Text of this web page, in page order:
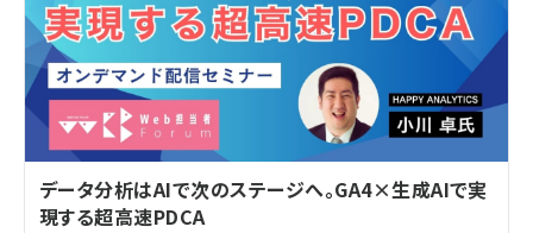
データ分析はAIで次のステージへ。GA4×生成AIで実
現する超高速PDCA